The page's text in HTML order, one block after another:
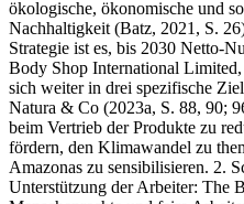
ökologische, ökonomische und
Nachhaltigkeit (Batz, 2021, S.
Strategie ist es, bis 2030 Netto-
Body Shop International
sich weiter in drei spezifische
Natura & Co (2023a, S. 88, 90;
beim Vertrieb der Produkte zu
fördern, den Klimawandel zu
Amazonas zu sensibilisieren. 2.
Unterstützung der Arbeiter: The